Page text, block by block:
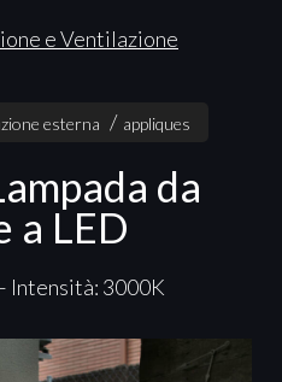
esterna appliques
da
a LED
Intensità: 3000K